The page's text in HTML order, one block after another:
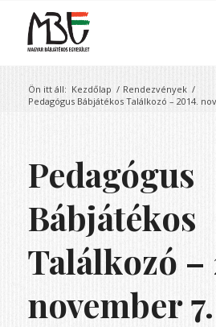
Ön itt áll: Kezdőlap / Rendezvények /
Pedagógus Bábjátékos Találkozó – 2014.
Pedagógus
Bábjátékos
Találkozó –
november 7.